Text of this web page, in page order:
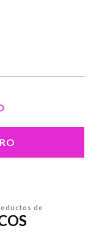
de